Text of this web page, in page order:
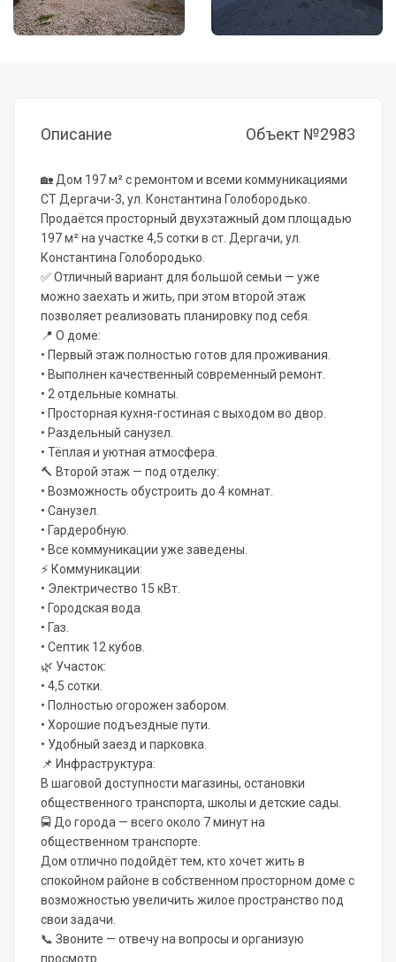
Описание Объект №2983
🏡 Дом 197 м² с ремонтом и всеми коммуникациями
СТ Дергачи-3, ул. Константина Голобородько.
Продаётся просторный двухэтажный дом площадью
197 м² на участке 4,5 сотки в ст. Дергачи, ул.
Константина Голобородько.
✅ Отличный вариант для большой семьи — уже
можно заехать и жить, при этом второй этаж
позволяет реализовать планировку под себя.
📍 О доме:
• Первый этаж полностью готов для проживания.
• Выполнен качественный современный ремонт.
• 2 отдельные комнаты.
• Просторная кухня-гостиная с выходом во двор.
• Раздельный санузел.
• Тёплая и уютная атмосфера.
🔨 Второй этаж — под отделку:
• Возможность обустроить до 4 комнат.
• Санузел.
• Гардеробную.
• Все коммуникации уже заведены.
⚡ Коммуникации:
• Электричество 15 кВт.
• Городская вода.
• Газ.
• Септик 12 кубов.
🌿 Участок:
• 4,5 сотки.
• Полностью огорожен забором.
• Хорошие подъездные пути.
• Удобный заезд и парковка.
📌 Инфраструктура:
В шаговой доступности магазины, остановки
общественного транспорта, школы и детские сады.
🚍 До города — всего около 7 минут на
общественном транспорте.
Дом отлично подойдёт тем, кто хочет жить в
спокойном районе в собственном просторном доме с
возможностью увеличить жилое пространство под
свои задачи.
📞 Звоните — отвечу на вопросы и организую
просмотр.